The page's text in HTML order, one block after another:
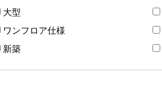
大型
ワンフロア仕様
新築